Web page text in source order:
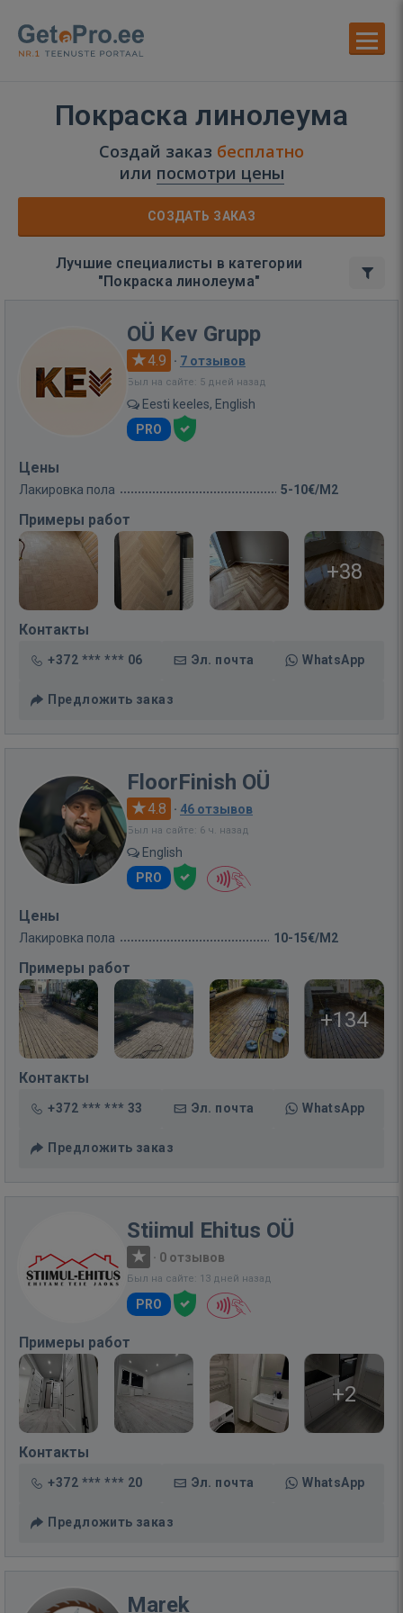
Покраска линолеума
Создай заказ бесплатно
или посмотри цены
СОЗДАТЬ ЗАКАЗ
Лучшие специалисты в категории
"Покраска линолеума"
OÜ Kev Grupp
4.9 · 7 отзывов
Был на сайте: 5 дней назад
Eesti keeles, English
PRO
Цены
Лакировка пола 5-10€/M2
Примеры работ
+38
Контакты
+372 *** *** 06 Эл. почта WhatsApp
Предложить заказ
FloorFinish OÜ
4.8 · 46 отзывов
Был на сайте: 6 ч. назад
English
PRO
Цены
Лакировка пола 10-15€/M2
Примеры работ
+134
Контакты
+372 *** *** 33 Эл. почта WhatsApp
Предложить заказ
Stiimul Ehitus OÜ
· 0 отзывов
Был на сайте: 13 дней назад
PRO
Примеры работ
+2
Контакты
+372 *** *** 20 Эл. почта WhatsApp
Предложить заказ
Marek